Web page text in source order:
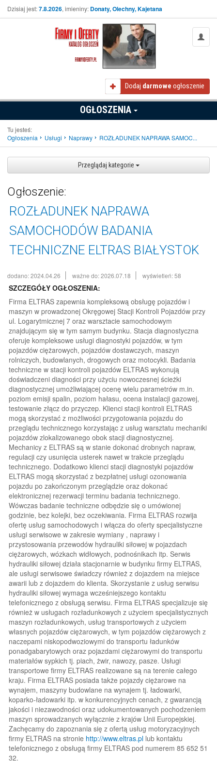
Dzisiaj jest:7.8.2026, imieniny: Donaty, Olechny, Kajetana
Dodaj darmowe ogłoszenie
OGŁOSZENIA
Tu jesteś:
Ogłoszenia
Usługi Naprawy ROZŁADUNEK NAPRAWA SAMOC...
Przeglądaj kategorie
Ogłoszenie:
ROZŁADUNEK NAPRAWA
SAMOCHODÓW BADANIA
TECHNICZNE ELTRAS BIAŁYSTOK
dodano: 2024.04.26 ważne do: 2026.07.18 wyświetleń: 58
SZCZEGÓŁY OGŁOSZENIA:
Firma ELTRAS zapewnia kompleksową obsługę pojazdów i
maszyn w prowadzonej Okręgowej Stacji Kontroli Pojazdów przy
ul. Logarytmicznej 7 oraz warsztacie samochodowym
znajdującym się w tym samym budynku. Stacja diagnostyczna
oferuje kompleksowe usługi diagnostyki pojazdów, w tym
pojazdów ciężarowych, pojazdów dostawczych, maszyn
rolniczych, budowlanych, drogowych oraz motocykli. Badania
techniczne w stacji kontroli pojazdów ELTRAS wykonują
doświadczeni diagności przy użyciu nowoczesnej ścieżki
diagnostycznej umożliwiającej ocenę wielu parametrów m.in.
poziom emisji spalin, poziom hałasu, ocena instalacji gazowej,
testowanie złącz do przyczep. Klienci stacji kontroli ELTRAS
mogą skorzystać z możliwości przygotowania pojazdu do
przeglądu technicznego korzystając z usług warsztatu mechaniki
pojazdów zlokalizowanego obok stacji diagnostycznej.
Mechanicy z ELTRAS są w stanie dokonać drobnych napraw,
regulacji czy usunięcia usterek nawet w trakcie przeglądu
technicznego. Dodatkowo klienci stacji diagnostyki pojazdów
ELTRAS mogą skorzystać z bezpłatnej usługi ozonowania
pojazdu po zakończonym przeglądzie oraz dokonać
elektronicznej rezerwacji terminu badania technicznego.
Wówczas badanie techniczne odbędzie się o umówionej
godzinie, bez kolejki, bez oczekiwania. Firma ELTRAS rozwija
ofertę usług samochodowych i włącza do oferty specjalistyczne
usługi serwisowe w zakresie wymiany , naprawy i
przystosowania przewodów hydrauliki siłowej w pojazdach
ciężarowych, wózkach widłowych, podnośnikach itp. Serwis
hydrauliki siłowej działa stacjonarnie w budynku firmy ELTRAS,
ale usługi serwisowe świadczy również z dojazdem na miejsce
awarii lub z dojazdem do klienta. Skorzystanie z usług serwisu
hydrauliki siłowej wymaga wcześniejszego kontaktu
telefonicznego z obsługą serwisu. Firma ELTRAS specjalizuje się
również w usługach rozładunkowych z użyciem specjalistycznych
maszyn rozładunkowych, usług transportowych z użyciem
własnych pojazdów ciężarowych, w tym pojazdów ciężarowych z
naczepami niskopodwoziowymi do transportu ładunków
ponadgabarytowych oraz pojazdami ciężarowymi do transportu
materiałów sypkich tj. piach, żwir, nawozy, pasze. Usługi
transportowe firmy ELTRAS realizowane są na terenie całego
kraju. Firma ELTRAS posiada także pojazdy ciężarowe na
wynajem, maszyny budowlane na wynajem tj. ładowarki,
koparko-ładowarki itp. w konkurencyjnych cenach, z gwarancją
jakości i niezawodności oraz udokumentowanych pochodzeniem
maszyn sprowadzanych wyłącznie z krajów Unii Europejskiej.
Zachęcamy do zapoznania się z ofertą usług motoryzacyjnych
firmy ELTRAS na stronie http://www.eltras.pl lub kontaktu
telefonicznego z obsługą firmy ELTRAS pod numerem 85 652 51
32.